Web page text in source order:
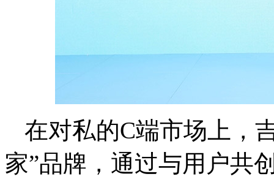
在对私的C端市场上，
家”品牌，通过与用户共